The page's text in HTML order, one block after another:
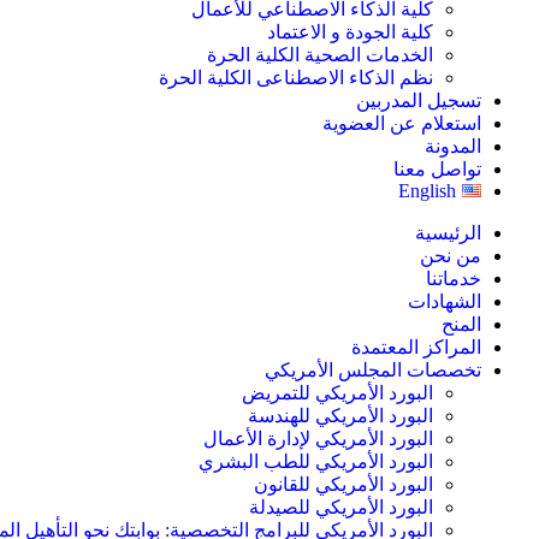
كلية الذكاء الاصطناعي للأعمال
كلية الجودة و الاعتماد
الخدمات الصحية الكلية الحرة
نظم الذكاء الاصطناعى الكلية الحرة
تسجيل المدربين
استعلام عن العضوية
المدونة
تواصل معنا
English
الرئيسية
من نحن
خدماتنا
الشهادات
المنح
المراكز المعتمدة
تخصصات المجلس الأمريكي
البورد الأمريكي للتمريض
البورد الأمريكي للهندسة
البورد الأمريكي لإدارة الأعمال
البورد الأمريكي للطب البشري
البورد الأمريكي للقانون
البورد الأمريكي للصيدلة
البورد الأمريكي للبرامج التخصصية: بوابتك نحو التأهيل